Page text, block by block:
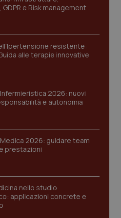
e Risk management
resistente:
alle terapie innovative
2026: nuovi
e autonomia
2026: guidare team
prestazioni
nello studio
applicazioni concrete e
Statistici
Marketing
a rendere fruibile il
di base quali la
e l'accesso alle aree
non è in grado di
senza questi cookie.
Fornitore / Dominio
Scadenza
www.quotidianosanitaclub.it
www.quotidianosanitaclub.it